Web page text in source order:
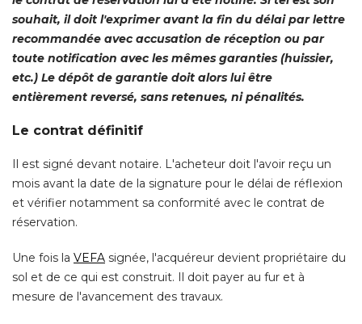
souhait, il doit l'exprimer avant la fin du délai par lettre
recommandée avec accusation de réception ou par
toute notification avec les mêmes garanties (huissier,
etc.) Le dépôt de garantie doit alors lui être
entièrement reversé, sans retenues, ni pénalités.
Le contrat définitif
Il est signé devant notaire. L'acheteur doit l'avoir reçu un
mois avant la date de la signature pour le délai de réflexion
et vérifier notamment sa conformité avec le contrat de
réservation.
Une fois la VEFA signée, l'acquéreur devient propriétaire du
sol et de ce qui est construit. Il doit payer au fur et à
mesure de l'avancement des travaux.